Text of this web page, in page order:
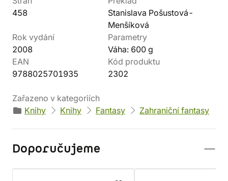
458
Stanislava Pošustová-
Menšíková
Rok vydání
2008
Parametry
Váha: 600 g
EAN
9788025701935
Kód produktu
2302
Zařazeno v kategoriích
Knihy
Knihy Fantasy Zahraniční fantasy
Doporučujeme